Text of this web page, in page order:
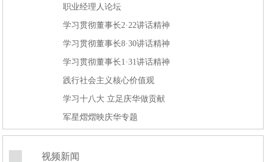
职业经理人论坛
学习贯彻董事长2·22讲话精神
学习贯彻董事长8·30讲话精神
学习贯彻董事长1·31讲话精神
践行社会主义核心价值观
学习十八大 立足庆华做贡献
军星熠熠映庆华专题
视频新闻